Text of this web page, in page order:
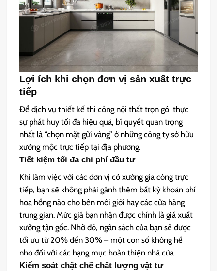
Lợi ích khi chọn đơn vị sản xuất trực
tiếp
Để dịch vụ thiết kế thi công nội thất trọn gói thực
sự phát huy tối đa hiệu quả, bí quyết quan trọng
nhất là “chọn mặt gửi vàng” ở những công ty sở hữu
xưởng mộc trực tiếp tại địa phương.
Tiết kiệm tối đa chi phí đầu tư
Khi làm việc với các đơn vị có xưởng gia công trực
tiếp, bạn sẽ không phải gánh thêm bất kỳ khoản phí
hoa hồng nào cho bên môi giới hay các cửa hàng
trung gian. Mức giá bạn nhận được chính là giá xuất
xưởng tận gốc. Nhờ đó, ngân sách của bạn sẽ được
tối ưu từ 20% đến 30% – một con số không hề
nhỏ đối với các hạng mục hoàn thiện nhà cửa.
Kiểm soát chặt chẽ chất lượng vật tư